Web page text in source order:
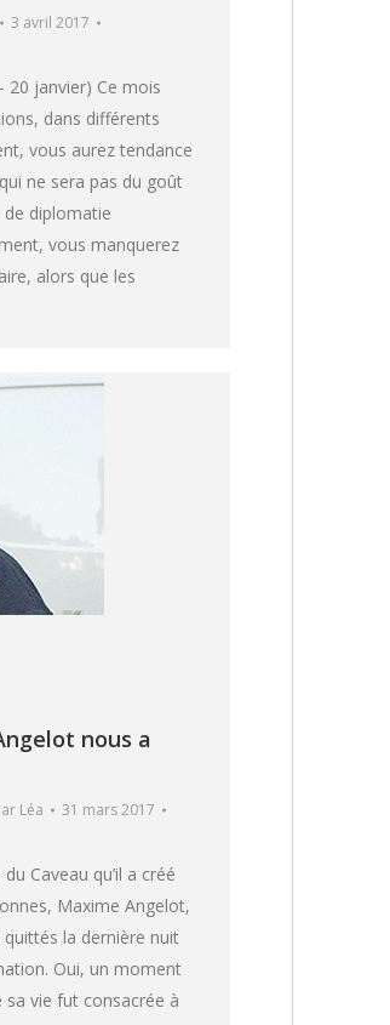
3 avril 2017
20 janvier) Ce mois
dans différents
vous aurez tendance
ne sera pas du goût
diplomatie
vous manquerez
alors que les
nous a
Léa
31 mars 2017
Caveau qu’il a créé
Maxime Angelot,
la dernière nuit
Oui, un moment
vie fut consacrée à